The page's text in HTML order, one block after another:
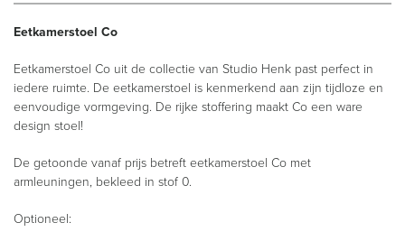
Eetkamerstoel Co
Eetkamerstoel Co uit de collectie van Studio Henk past perfect in
iedere ruimte. De eetkamerstoel is kenmerkend aan zijn tijdloze en
eenvoudige vormgeving. De rijke stoffering maakt Co een ware
design stoel!
De getoonde vanaf prijs betreft eetkamerstoel Co met
armleuningen, bekleed in stof 0.
Optioneel: